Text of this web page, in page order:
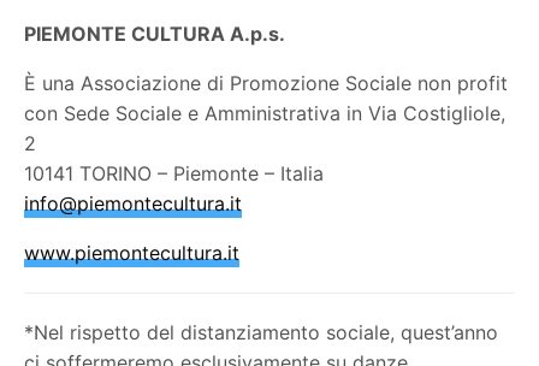
PIEMONTE CULTURA A.p.s.
È una Associazione di Promozione Sociale non profit
con Sede Sociale e Amministrativa in Via Costigliole,
2
10141 TORINO – Piemonte – Italia
info@piemontecultura.it
www.piemontecultura.it
*Nel rispetto del distanziamento sociale, quest’anno